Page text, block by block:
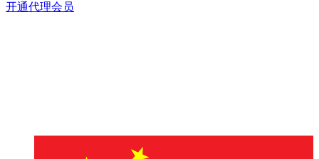
开通代理会员